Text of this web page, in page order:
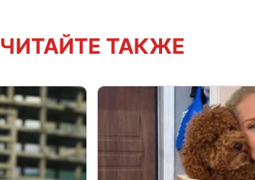
ЧИТАЙТЕ ТАКЖЕ